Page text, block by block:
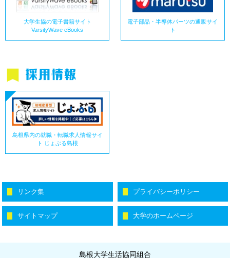
大学生協の電子書籍サイト
VarsityWave eBooks
電子部品・半導体パーツの通販サイ
ト
島根県内の就職・転職求人情報サイ
ト じょぶる島根
リンク集 プライバシーポリシー
サイトマップ 大学のホームページ
島根大学生活協同組合